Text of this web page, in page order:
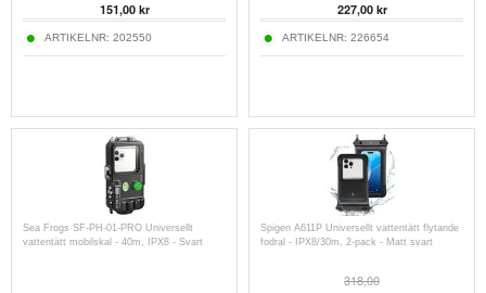
151,00kr
ARTIKELNR: 202550
227,00kr
ARTIKELNR: 226654
Sea Frogs SF-PH-01-PRO Universellt
vattentätt mobilskal - 40m, IPX8 - Svart
Spigen A611P Universellt vattentätt flytande
fodral - IPX8/30m, 2-pack - Matt svart
318,00